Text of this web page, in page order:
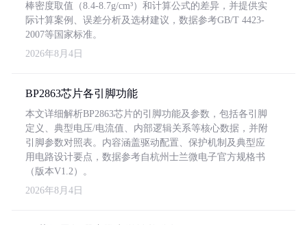
棒密度取值（8.4-8.7g/cm³）和计算公式的差异，并提供实
际计算案例、误差分析及选材建议，数据参考GB/T 4423-
2007等国家标准。
2026年8月4日
BP2863芯片各引脚功能
本文详细解析BP2863芯片的引脚功能及参数，包括各引脚
定义、典型电压/电流值、内部逻辑关系等核心数据，并附
引脚参数对照表。内容涵盖驱动配置、保护机制及典型应
用电路设计要点，数据参考自杭州士兰微电子官方规格书
（版本V1.2）。
2026年8月4日